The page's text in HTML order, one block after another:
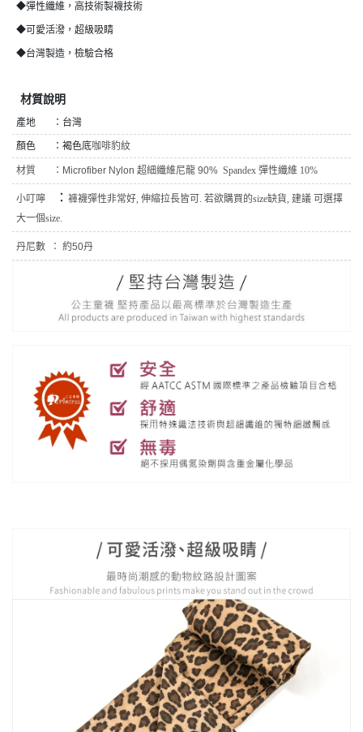
◆彈性纖維，高技術製襪技術
◆可愛活潑，超級吸睛
◆台灣製造，檢驗合格
材質說明
產地 ：台灣
顏色 ：褐色底咖啡豹紋
材質 ： Microfiber Nylon 超細纖維尼龍 90% Spandex 彈性纖維 10%
小叮嚀 ： 褲襪彈性非常好, 伸縮拉長皆可. 若欲購買的size缺貨, 建議 可選擇
大一個size.
丹尼數 ： 約50丹